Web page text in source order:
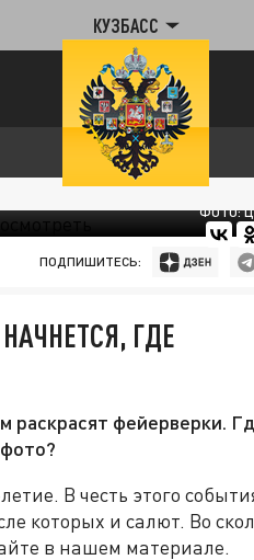
КУЗБАСС
ФОТО:
ПОДПИШИТЕСЬ:
ГДЕ
раскрасят фейерверки.
В честь этого
которых и салют. Во
в нашем материале.